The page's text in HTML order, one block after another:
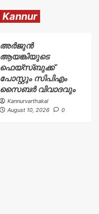
Kannur
അര്‍ജുന്‍
ആയങ്കിയുടെ
ഫെയ്‌സ്ബുക്ക്
പോസ്റ്റും സിപിഎം
സൈബര്‍ വിവാദവും
Kannurvarthakal
August 10, 2026
0